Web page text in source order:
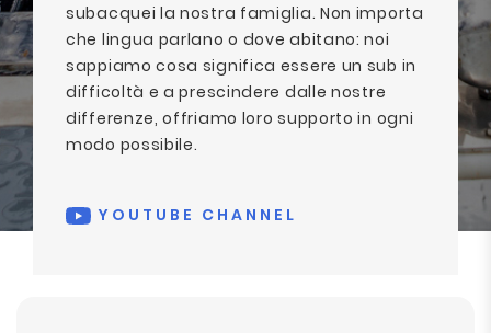
subacquei la nostra famiglia. Non importa
che lingua parlano o dove abitano: noi
sappiamo cosa significa essere un sub in
difficoltà e a prescindere dalle nostre
differenze, offriamo loro supporto in ogni
modo possibile.
YOUTUBE CHANNEL